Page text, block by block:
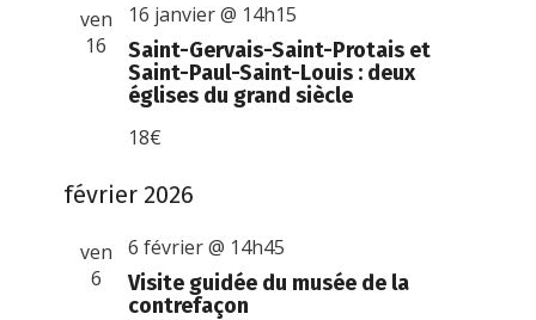
ven
16
Saint-Gervais-Saint-Protais et
Saint-Paul-Saint-Louis : deux
églises du grand siècle
16 janvier @ 14h15
18€
février 2026
ven
6
Visite guidée du musée de la
contrefaçon
6 février @ 14h45